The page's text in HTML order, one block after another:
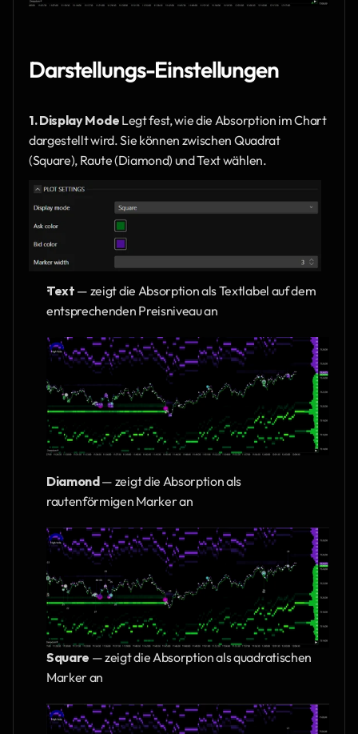
Darstellungs-Einstellungen
1. Display Mode Legt fest, wie die Absorption im Chart
dargestellt wird. Sie können zwischen Quadrat
(Square), Raute (Diamond) und Text wählen.
Text — zeigt die Absorption als Textlabel auf dem
entsprechenden Preisniveau an
Diamond — zeigt die Absorption als
rautenförmigen Marker an
Square — zeigt die Absorption als quadratischen
Marker an